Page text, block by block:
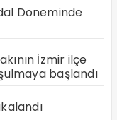
Döneminde
İzmir ilçe
başlandı